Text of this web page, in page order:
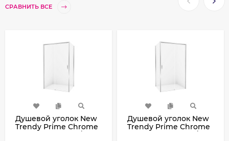
СРАВНИТЬ ВСЕ
Душевой уголок New
Trendy Prime Chrome
Душевой уголок New
Trendy Prime Chrome